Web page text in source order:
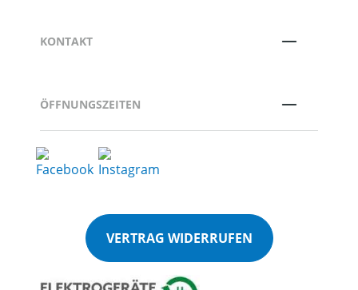
KONTAKT
ÖFFNUNGSZEITEN
VERTRAG WIDERRUFEN